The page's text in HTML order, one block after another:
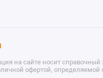
на сайте носит справочный
офертой, определяемой